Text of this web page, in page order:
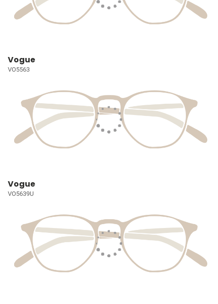
Vogue
VO5563
Vogue
VO5639U